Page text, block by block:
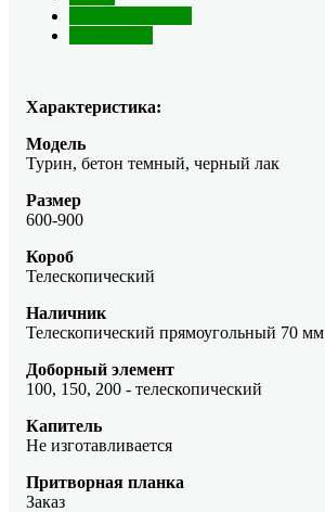
Характеристика:
Модель
Турин, бетон темный, черный лак
Размер
600-900
Короб
Телескопический
Наличник
Телескопический прямоугольный 70 мм
Доборный элемент
100, 150, 200 - телескопический
Капитель
Не изготавливается
Притворная планка
Заказ